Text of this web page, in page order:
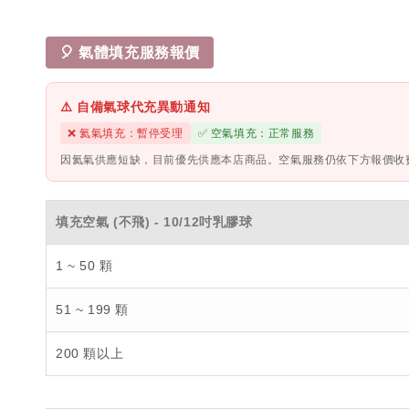
🎈 氣體填充服務報價
⚠️ 自備氣球代充異動通知
❌ 氦氣填充：暫停受理 ✅ 空氣填充：正常服務
因氦氣供應短缺，目前優先供應本店商品。空氣服務仍依下方報價收
填充空氣 (不飛) - 10/12吋乳膠球
1 ~ 50 顆
51 ~ 199 顆
200 顆以上